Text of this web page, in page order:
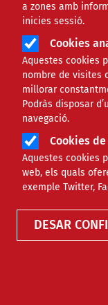
a zones amb
inicies sessió.
Cookies
Aquestes cookies
nombre de visites
millorar
Podràs disposar
navegació.
Cookies
Aquestes cookies
web, els quals
exemple Twitter,
DESAR
8
nostre
OPINIÓ